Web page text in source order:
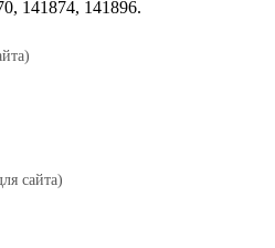
141874, 141896.
сайта)